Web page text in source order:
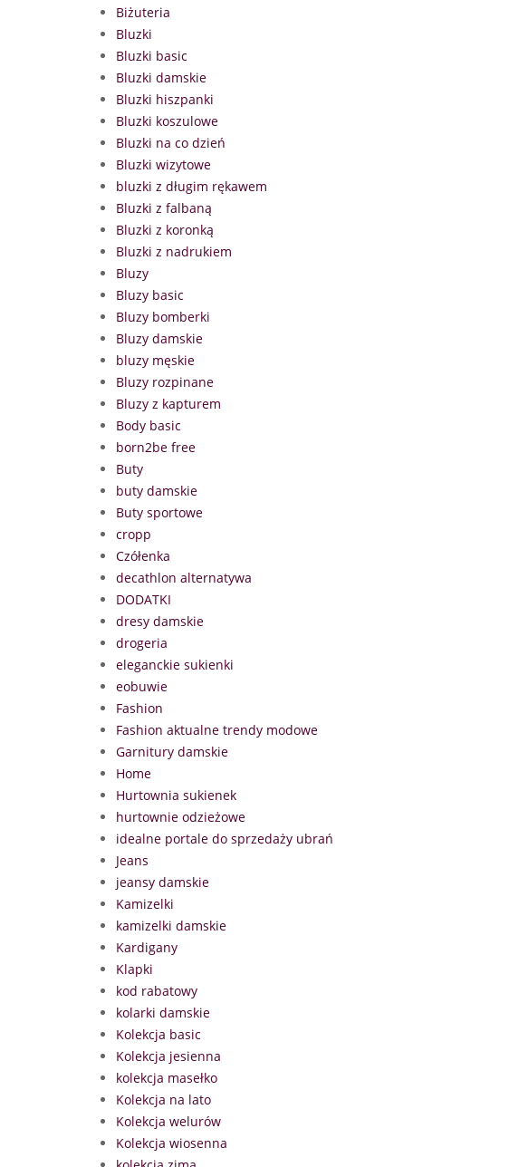
Biżuteria
Bluzki
Bluzki basic
Bluzki damskie
Bluzki hiszpanki
Bluzki koszulowe
Bluzki na co dzień
Bluzki wizytowe
bluzki z długim rękawem
Bluzki z falbaną
Bluzki z koronką
Bluzki z nadrukiem
Bluzy
Bluzy basic
Bluzy bomberki
Bluzy damskie
bluzy męskie
Bluzy rozpinane
Bluzy z kapturem
Body basic
born2be free
Buty
buty damskie
Buty sportowe
cropp
Czółenka
decathlon alternatywa
DODATKI
dresy damskie
drogeria
eleganckie sukienki
eobuwie
Fashion
Fashion aktualne trendy modowe
Garnitury damskie
Home
Hurtownia sukienek
hurtownie odzieżowe
idealne portale do sprzedaży ubrań
Jeans
jeansy damskie
Kamizelki
kamizelki damskie
Kardigany
Klapki
kod rabatowy
kolarki damskie
Kolekcja basic
Kolekcja jesienna
kolekcja masełko
Kolekcja na lato
Kolekcja welurów
Kolekcja wiosenna